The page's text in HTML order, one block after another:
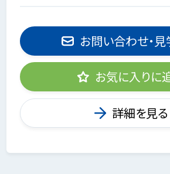
お問い合わせ・
お気に入りに
詳細を見る